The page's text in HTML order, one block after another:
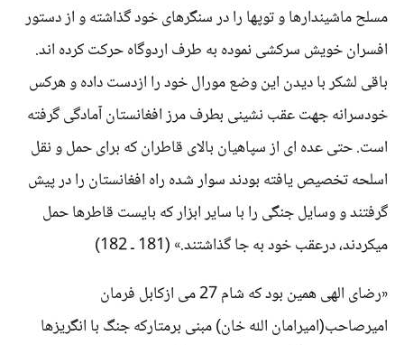
مسلح ماشیندارها و توپها را در سنگرهای خود گذاشته و از دستور
افسران خویش سرکشی نموده به طرف اردوگاه حرکت کرده اند.
باقی لشکر با دیدن این وضع مورال خود را ازدست داده و هرکس
خودسرانه جهت عقب نشینی بطرف مرز افغانستان آمادگی گرفته
است. حتی عده ای از سپاهیان بالای قاطران که برای حمل و نقل
اسلحه تخصیص یافته بودند سوار شده راه افغانستان را در پیش
گرفتند و وسایل جنگی را با سایر ابزار که بایست قاطرها حمل
میکردند، درعقب خود به جا گذاشتند.» (181 ـ 182)
«رضای الهی همین بود که شام 27 می ازکابل فرمان
امیرصاحب(امیرامان الله خان) مبنی برمتارکه جنگ با انگریزها